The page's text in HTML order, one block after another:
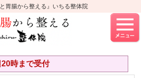
胃腸から整える』いちる整体院
時まで受付